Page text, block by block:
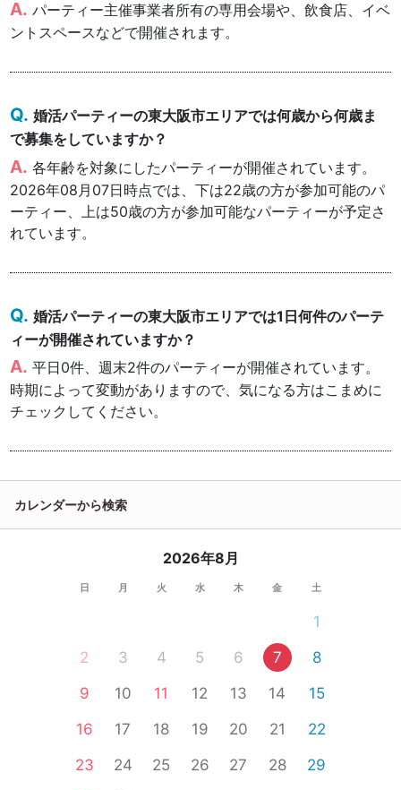
パーティー主催事業者所有の専用会場や、飲食店、イベ
ントスペースなどで開催されます。
婚活パーティーの東大阪市エリアでは何歳から何歳ま
で募集をしていますか？
各年齢を対象にしたパーティーが開催されています。
2026年08月07日時点では、下は22歳の方が参加可能のパ
ーティー、上は50歳の方が参加可能なパーティーが予定さ
れています。
婚活パーティーの東大阪市エリアでは1日何件のパーテ
ィーが開催されていますか？
平日0件、週末2件のパーティーが開催されています。
時期によって変動がありますので、気になる方はこまめに
チェックしてください。
カレンダーから検索
2026年8月
日 月 火 水 木 金 土
1
2
3 4 5 6 7
8
9
10 11 12 13 14
15
16
17 18 19 20 21
22
23
24 25 26 27 28
29